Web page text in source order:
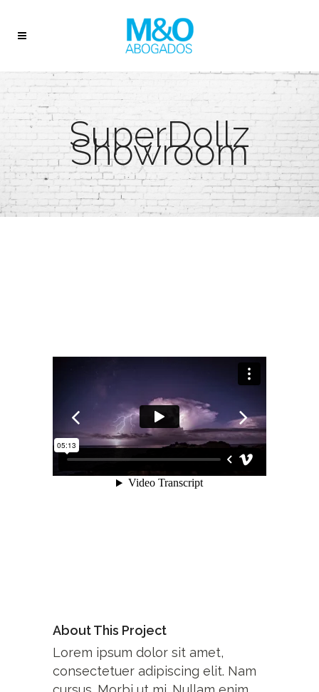
SuperDollz
Showroom
About This Project
Lorem ipsum dolor sit amet,
consectetuer adipiscing elit. Nam